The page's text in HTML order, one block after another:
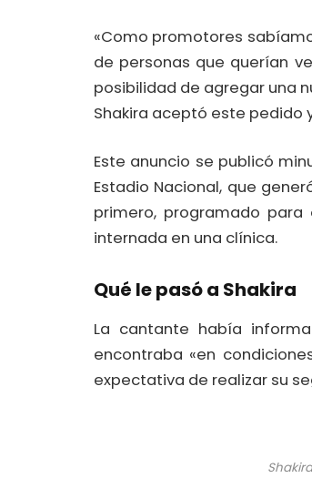
«Como promotores
de personas que querían
posibilidad de agregar una
Shakira aceptó este pedido
Este anuncio se publicó
Estadio Nacional, que
primero, programado
internada en una clínica.
Qué le pasó a Shakira
La cantante había
encontraba «en
expectativa de realizar su